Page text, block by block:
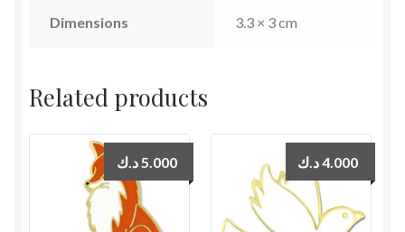
Dimensions 3.3 × 3 cm
Related products
5.000 د.ك 4.000د.ك